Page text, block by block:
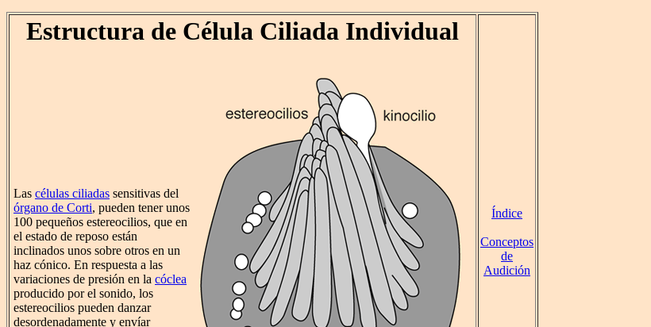
Estructura de Célula Ciliada Individual
Las células ciliadas sensitivas del
órgano de Corti, pueden tener unos
100 pequeños estereocilios, que en
el estado de reposo están
inclinados unos sobre otros en un
haz cónico. En respuesta a las
variaciones de presión en la cóclea
producido por el sonido, los
estereocilios pueden danzar
desordenadamente y envíar
Índice
Conceptos
de
Audición